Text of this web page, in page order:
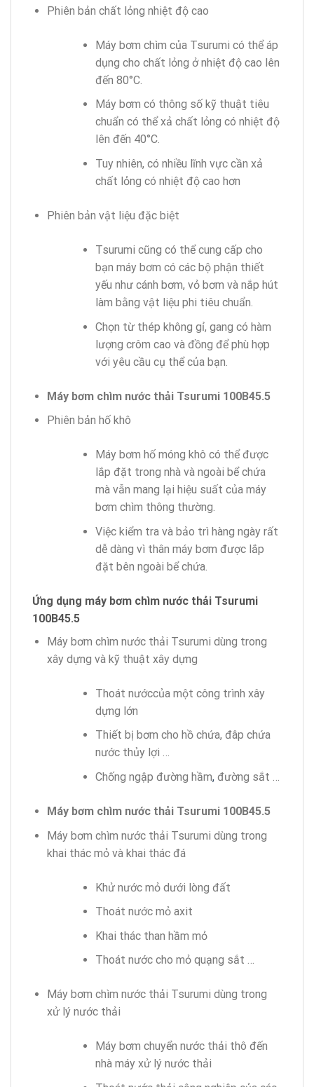
Phiên bản chất lỏng nhiệt độ cao
Máy bơm chìm của Tsurumi có thể áp
dụng cho chất lỏng ở nhiệt độ cao lên
đến 80°C.
Máy bơm có thông số kỹ thuật tiêu
chuẩn có thể xả chất lỏng có nhiệt độ
lên đến 40°C.
Tuy nhiên, có nhiều lĩnh vực cần xả
chất lỏng có nhiệt độ cao hơn
Phiên bản vật liệu đặc biệt
Tsurumi cũng có thể cung cấp cho
bạn máy bơm có các bộ phận thiết
yếu như cánh bơm, vỏ bơm và nắp hút
làm bằng vật liệu phi tiêu chuẩn.
Chọn từ thép không gỉ, gang có hàm
lượng crôm cao và đồng để phù hợp
với yêu cầu cụ thể của bạn.
Máy bơm chìm nước thải Tsurumi 100B45.5
Phiên bản hố khô
Máy bơm hố móng khô có thể được
lắp đặt trong nhà và ngoài bể chứa
mà vẫn mang lại hiệu suất của máy
bơm chìm thông thường.
Việc kiểm tra và bảo trì hàng ngày rất
dễ dàng vì thân máy bơm được lắp
đặt bên ngoài bể chứa.
Ứng dụng máy bơm chìm nước thải Tsurumi
100B45.5
Máy bơm chìm nước thải Tsurumi dùng trong
xây dựng và kỹ thuật xây dựng
Thoát nướccủa một công trình xây
dựng lớn
Thiết bị bơm cho hồ chứa, đâp chứa
nước thủy lợi …
Chống ngập đường hầm,đường sắt …
Máy bơm chìm nước thải Tsurumi 100B45.5
Máy bơm chìm nước thải Tsurumi dùng trong
khai thác mỏ và khai thác đá
Khử nước mỏ dưới lòng đất
Thoát nước mỏ axit
Khai thác than hầm mỏ
Thoát nước cho mỏ quạng sắt …
Máy bơm chìm nước thải Tsurumi dùng trong
xử lý nước thải
Máy bơm chuyển nước thải thô đến
nhà máy xử lý nước thải